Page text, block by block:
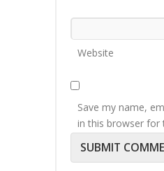
Website
Save my name,
in this browser for